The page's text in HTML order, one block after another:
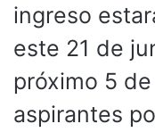
ingreso
este 21 de
próximo 5
aspirantes